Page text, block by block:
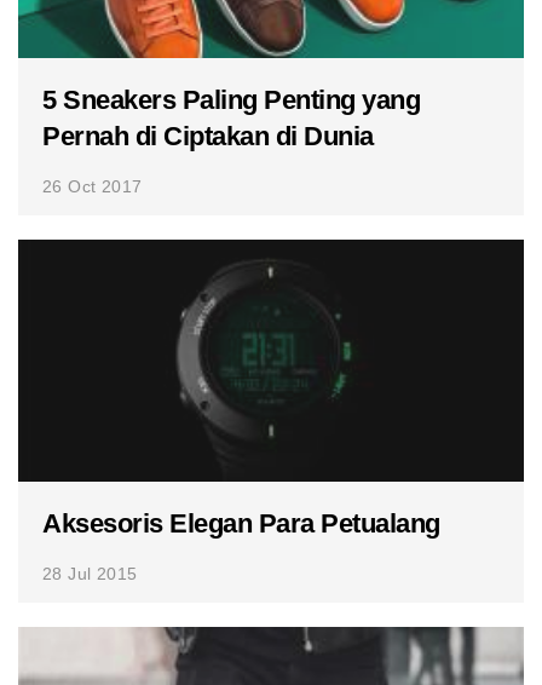
5 Sneakers Paling Penting yang
Pernah di Ciptakan di Dunia
26 Oct 2017
Aksesoris Elegan Para Petualang
28 Jul 2015